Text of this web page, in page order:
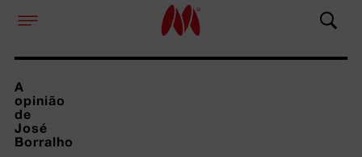
A
opinião
de
José
Borralho